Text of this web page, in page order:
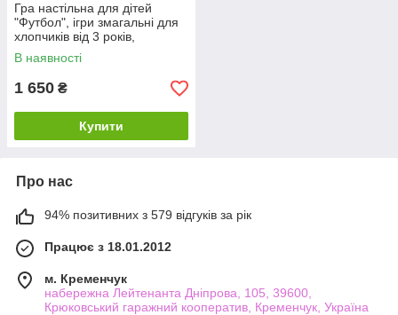
Гра настільна для дітей
"Футбол", ігри змагальні для
хлопчиків від 3 років,
механічне управління на
штангах
В наявності
1 650 ₴
Купити
Про нас
94% позитивних з 579 відгуків за рік
Працює з 18.01.2012
м. Кременчук
набережна Лейтенанта Дніпрова, 105, 39600,
Крюковський гаражний кооператив, Кременчук, Україна